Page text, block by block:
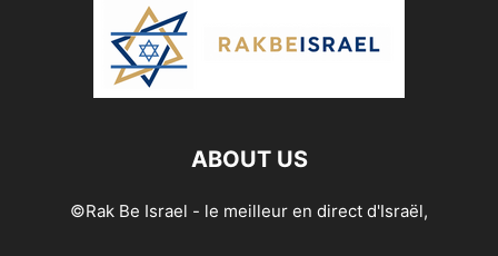
ABOUT US
©Rak Be Israel - le meilleur en direct d'Israël,